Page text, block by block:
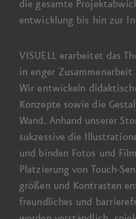
die gesamte
entwicklung bis hin zur
VISUELL erarbeitet das
in enger
Wir entwickeln
Konzepte sowie die
Wand. Anhand unserer
sukzessive die
und binden Fotos und
Platzierung von Touch-
größen und Kontrasten
freundliches und